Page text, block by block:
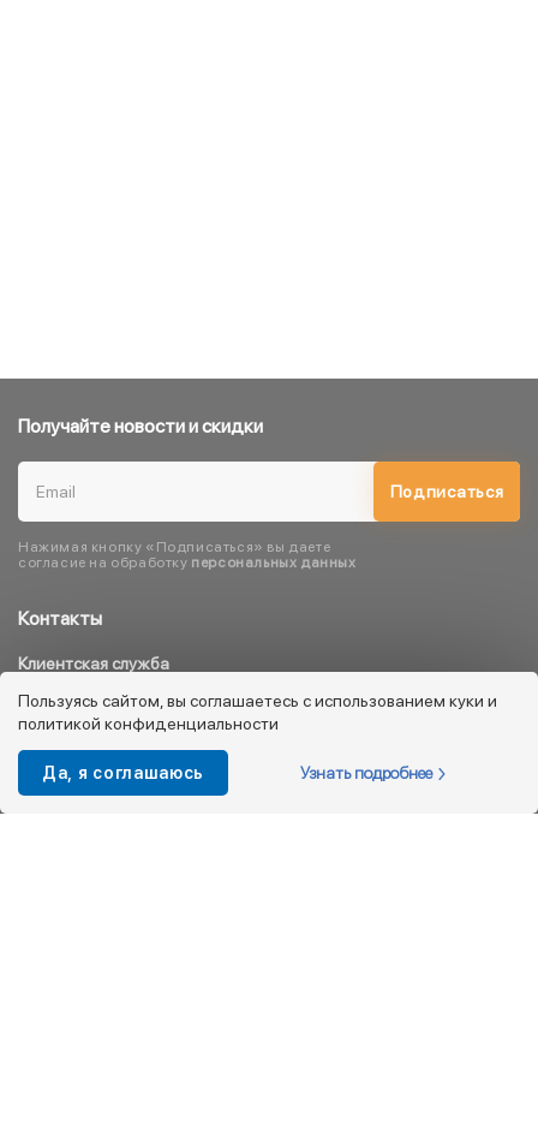
Контакты
Клиентская служба
8 800 333 08 45
info@kotofey.ru
Магазины в Москва (50)
Получайте новости и скидки
Подписаться
Нажимая кнопку «Подписаться» вы даете
согласие на обработку персональных данных
Пользуясь сайтом, вы соглашаетесь с использованием куки и
политикой конфиденциальности
Да, я соглашаюсь Узнать подробнее